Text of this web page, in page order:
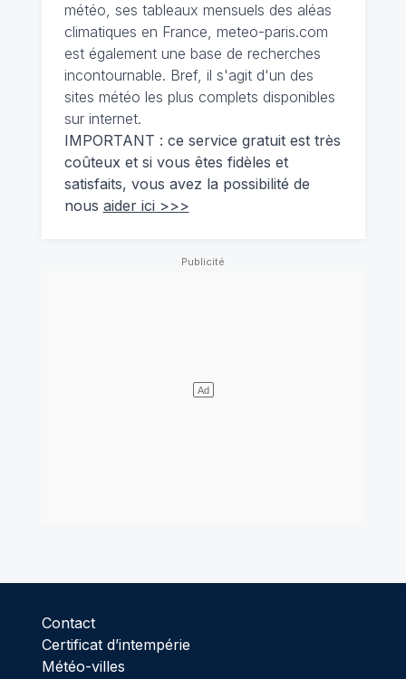
météo, ses tableaux mensuels des aléas
climatiques en France, meteo-paris.com
est également une base de recherches
incontournable. Bref, il s'agit d'un des
sites météo les plus complets disponibles
sur internet.
IMPORTANT : ce service gratuit est très
coûteux et si vous êtes fidèles et
satisfaits, vous avez la possibilité de
nous aider ici >>>
Contact
Certificat d’intempérie
Météo-villes